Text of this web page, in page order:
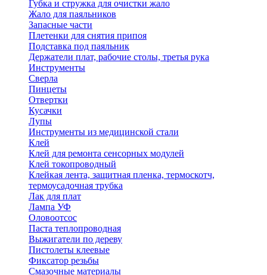
Губка и стружка для очистки жало
Жало для паяльников
Запасные части
Плетенки для снятия припоя
Подставка под паяльник
Держатели плат, рабочие столы, третья рука
Инструменты
Сверла
Пинцеты
Отвертки
Кусачки
Лупы
Инструменты из медицинской стали
Клей
Клей для ремонта сенсорных модулей
Клей токопроводный
Клейкая лента, защитная пленка, термоскотч,
термоусадочная трубка
Лак для плат
Лампа УФ
Оловоотсос
Паста теплопроводная
Выжигатели по дереву
Пистолеты клеевые
Фиксатор резьбы
Смазочные материалы